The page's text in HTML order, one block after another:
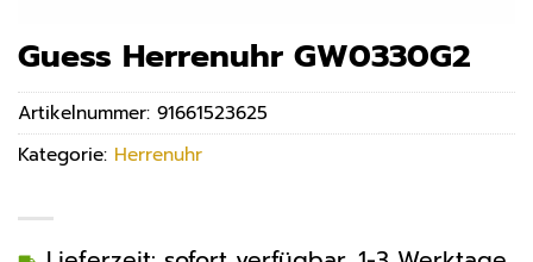
Guess Herrenuhr GW0330G2
Artikelnummer: 91661523625
Kategorie: Herrenuhr